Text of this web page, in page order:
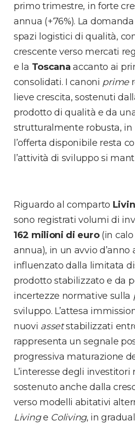
primo trimestre, in forte
annua (+76%). La
spazi logistici di qualità,
crescente verso mercati
e la Toscanaaccanto ai
consolidati. I canoni prime
lieve crescita, sostenuti
prodotto di qualità e da
strutturalmente robusta,
l’offerta disponibile resta
l’attività di sviluppo si
Riguardo al comparto
sono registrati volumi di
162 milioni di euro(in calo
annua), in un avvio d’anno
influenzato dalla limitata
prodotto stabilizzato e da
incertezze normative sulla
sviluppo. L’attesa
nuovi assetstabilizzati
rappresenta un segnale
progressiva maturazione
L’interesse degli investitori
sostenuto anche dalla
verso modelli abitativi
Livinge Coliving, in